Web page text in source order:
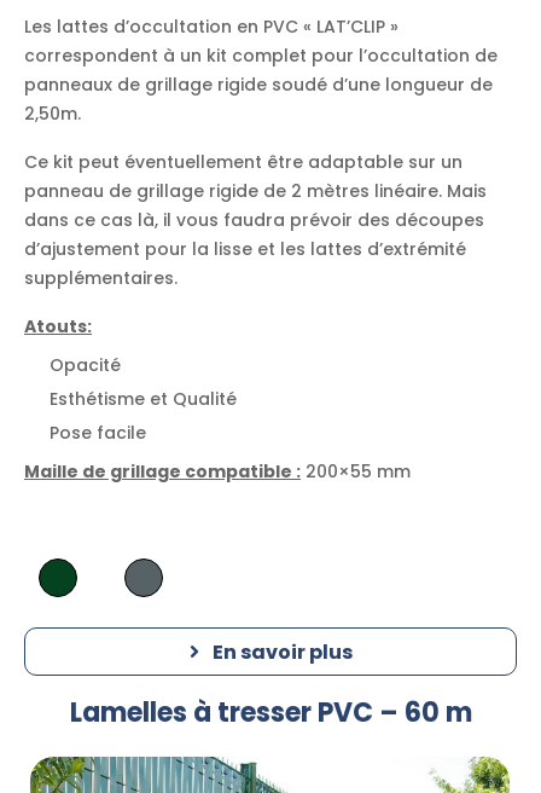
Les lattes d’occultation en PVC « LAT’CLIP »
correspondent à un kit complet pour l’occultation de
panneaux de grillage rigide soudé d’une longueur de
2,50m.
Ce kit peut éventuellement être adaptable sur un
panneau de grillage rigide de 2 mètres linéaire. Mais
dans ce cas là, il vous faudra prévoir des découpes
d’ajustement pour la lisse et les lattes d’extrémité
supplémentaires.
Atouts:
Opacité
Esthétisme et Qualité
Pose facile
Maille de grillage compatible : 200×55 mm
En savoir plus
Lamelles à tresser PVC – 60 m